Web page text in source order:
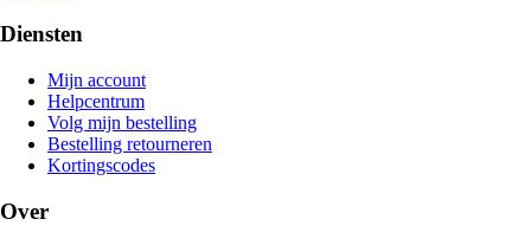
Diensten
Mijn account
Helpcentrum
Volg mijn bestelling
Bestelling retourneren
Kortingscodes
Over